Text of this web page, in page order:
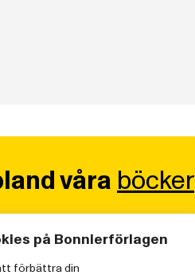
på Bonnierförlagen
förbättra din
våraböcker